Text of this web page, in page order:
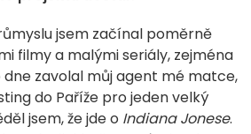
jsem začínal poměrně
filmy a malými seriály, zejména
dne zavolal můj agent mé matce,
do Paříže pro jeden velký
jsem, že jde o Indiana Jonese.